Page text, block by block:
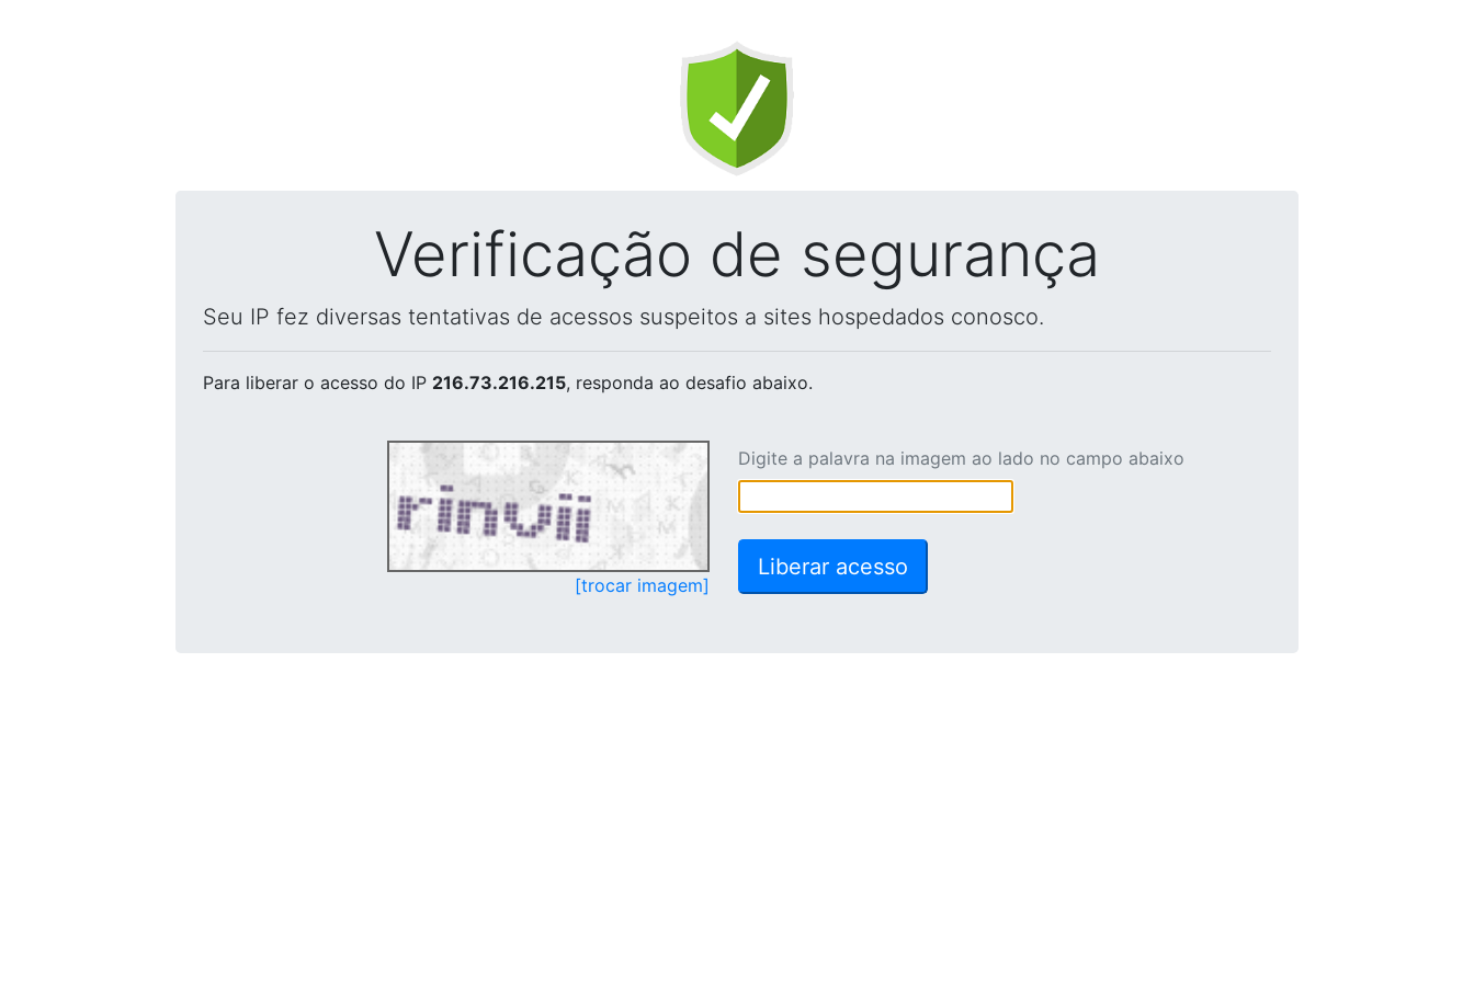
Verificação de segurança
Seu IP fez diversas tentativas de acessos suspeitos a sites hospedados conosco.
Para liberar o acesso do IP 216.73.216.215, responda ao desafio abaixo.
[trocar imagem]
Digite a palavra na imagem ao lado no campo abaixo